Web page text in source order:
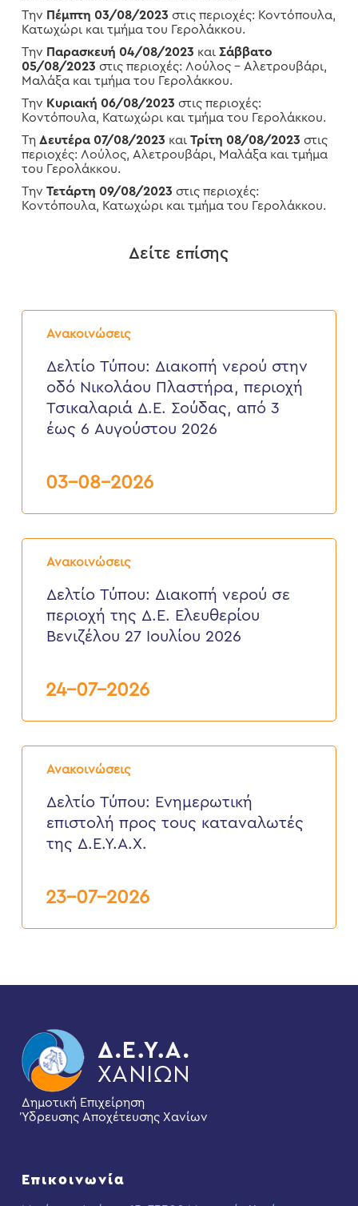
Την Πέμπτη 03/08/2023 στις περιοχές: Κοντόπουλα,
Κατωχώρι και τμήμα του Γερολάκκου.
Την Παρασκευή 04/08/2023 και Σάββατο
05/08/2023 στις περιοχές: Λούλος – Αλετρουβάρι,
Μαλάξα και τμήμα του Γερολάκκου.
Την Κυριακή 06/08/2023 στις περιοχές:
Κοντόπουλα, Κατωχώρι και τμήμα του Γερολάκκου.
Τη Δευτέρα 07/08/2023 και Τρίτη 08/08/2023 στις
περιοχές: Λούλος, Αλετρουβάρι, Μαλάξα και τμήμα
του Γερολάκκου.
Την Τετάρτη 09/08/2023 στις περιοχές:
Κοντόπουλα, Κατωχώρι και τμήμα του Γερολάκκου.
Δείτε επίσης
Ανακοινώσεις
Δελτίο
Τύπου:
νερού
στην
Νικολάου
Πλαστήρα,
περιοχή
Σούδας,
έως
2026
Δελτίο Τύπου: Διακοπή νερού στην
οδό Νικολάου Πλαστήρα, περιοχή
Τσικαλαριά Δ.Ε. Σούδας, από 3
έως 6 Αυγούστου 2026
03-08-2026
Ανακοινώσεις
Δελτίο
Τύπου:
νερού
περιοχή
2026
Δελτίο Τύπου: Διακοπή νερού σε
περιοχή της Δ.Ε. Ελευθερίου
Βενιζέλου 27 Ιουλίου 2026
24-07-2026
Ανακοινώσεις
Δελτίο
Τύπου:
επιστολή
προς
τους
καταναλωτές
Δελτίο Τύπου: Eνημερωτική
επιστολή προς τους καταναλωτές
της Δ.Ε.Υ.Α.Χ.
23-07-2026
Δημοτική Επιχείρηση
Ύδρευσης Αποχέτευσης Χανίων
Επικοινωνία